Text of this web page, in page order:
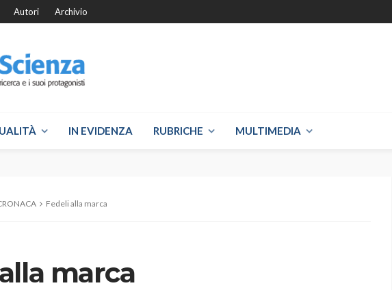
Autori Archivio
IN EVIDENZA RUBRICHE MULTIMEDIA
Fedeli alla marca
marca